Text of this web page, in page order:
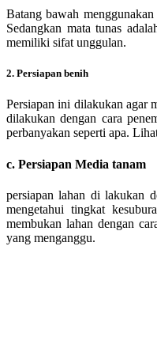
Batang bawah
Sedangkan mata tunas
memiliki sifat unggulan.
2. Persiapan benih
Persiapan ini dilakukan agar
dilakukan dengan cara
perbanyakan seperti apa.
c. Persiapan Media tanam
persiapan lahan di lakukan
mengetahui tingkat
membukan lahan dengan
yang menganggu.